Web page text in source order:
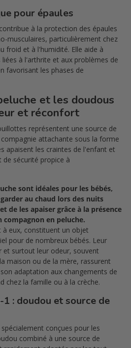
pour épaules
à la protection des épaules
musculaires, particulièrement chez
froid et à l'humidité. Elle aide à
à l'arthrite et aux problèmes de
favorisant les phases de
et les doudous
et réconfort
représentent une source de
attachante sous la forme
apaisent les craintes de l'enfant et
sécurité propice à
sont idéales pour les bébés,
au chaud lors des nuits
de les apaiser grâce à la présence
en peluche.
à eux, constituent un objet
pour de nombreux bébés. Leur
et surtout leur odeur, souvent
maison ou de la mère, rassurent
adaptation aux changements de
chez la famille ou à la crèche.
: doudou et source de
conçues pour les
combiné à une source de